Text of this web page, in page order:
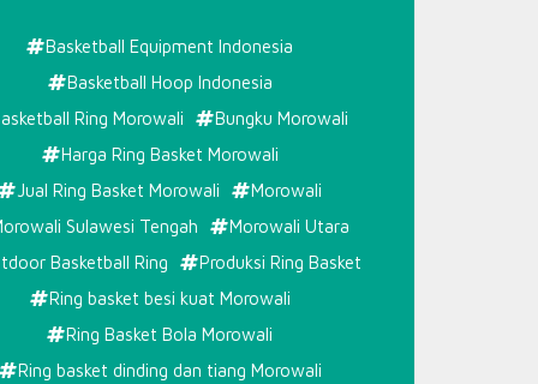
Basketball Equipment Indonesia
Basketball Hoop Indonesia
Ring Morowali
Bungku Morowali
Harga Ring Basket Morowali
Jual Ring Basket Morowali
Morowali
Sulawesi Tengah
Morowali Utara
Basketball Ring
Produksi Ring Basket
Ring basket besi kuat Morowali
Ring Basket Bola Morowali
Ring basket dinding dan tiang Morowali